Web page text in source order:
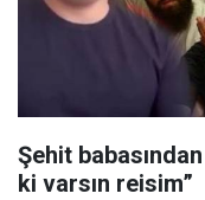
Şehit
ki varsın reisim”